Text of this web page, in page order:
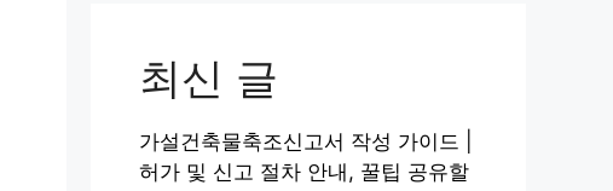
최신 글
가설건축물축조신고서 작성 가이드 |
허가 및 신고 절차 안내, 꿀팁 공유할